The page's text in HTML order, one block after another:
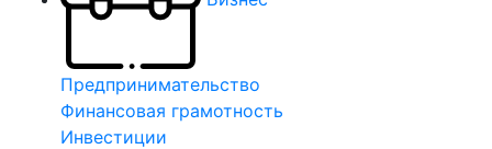
Предпринимательство
Финансовая грамотность
Инвестиции